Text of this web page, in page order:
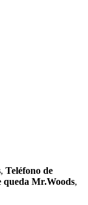
, Teléfono de
queda Mr.Woods,